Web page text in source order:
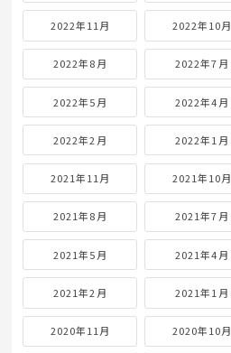
2022年11月 2022年10月
2022年8月 2022年7月
2022年5月 2022年4月
2022年2月 2022年1月
2021年11月 2021年10月
2021年8月 2021年7月
2021年5月 2021年4月
2021年2月 2021年1月
2020年11月 2020年10月